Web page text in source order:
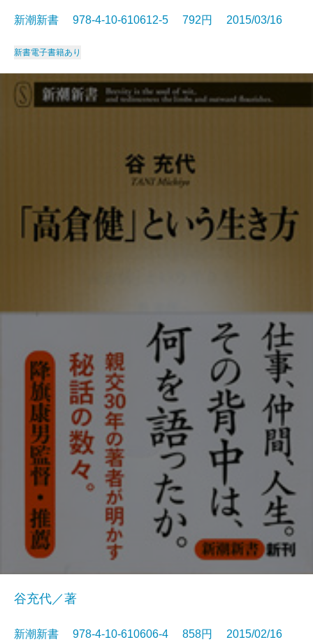
新潮新書 978-4-10-610612-5 792円 2015/03/16
新書電子書籍あり
谷充代／著
新潮新書 978-4-10-610606-4 858円 2015/02/16